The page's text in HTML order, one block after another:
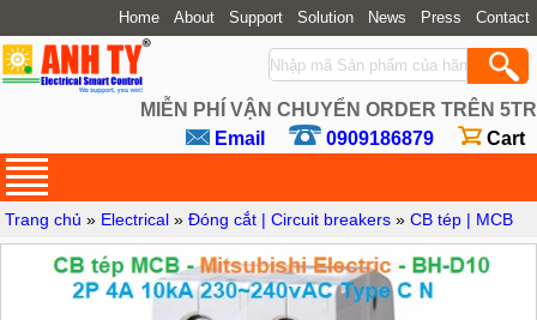
Home About Support Solution News Press Contact
MIỄN PHÍ VẬN CHUYỂN ORDER TRÊN 5TR
Email
0909186879 Cart
Trang chủ » Electrical »Đóng cắt | Circuit breakers »CB tép | MCB